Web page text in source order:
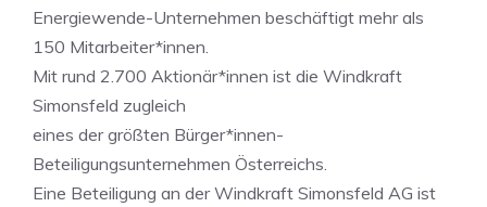
Energiewende-Unternehmen beschäftigt mehr als
150 Mitarbeiter*innen.
Mit rund 2.700 Aktionär*innen ist die Windkraft
Simonsfeld zugleich
eines der größten Bürger*innen-
Beteiligungsunternehmen Österreichs.
Eine Beteiligung an der Windkraft Simonsfeld AG ist